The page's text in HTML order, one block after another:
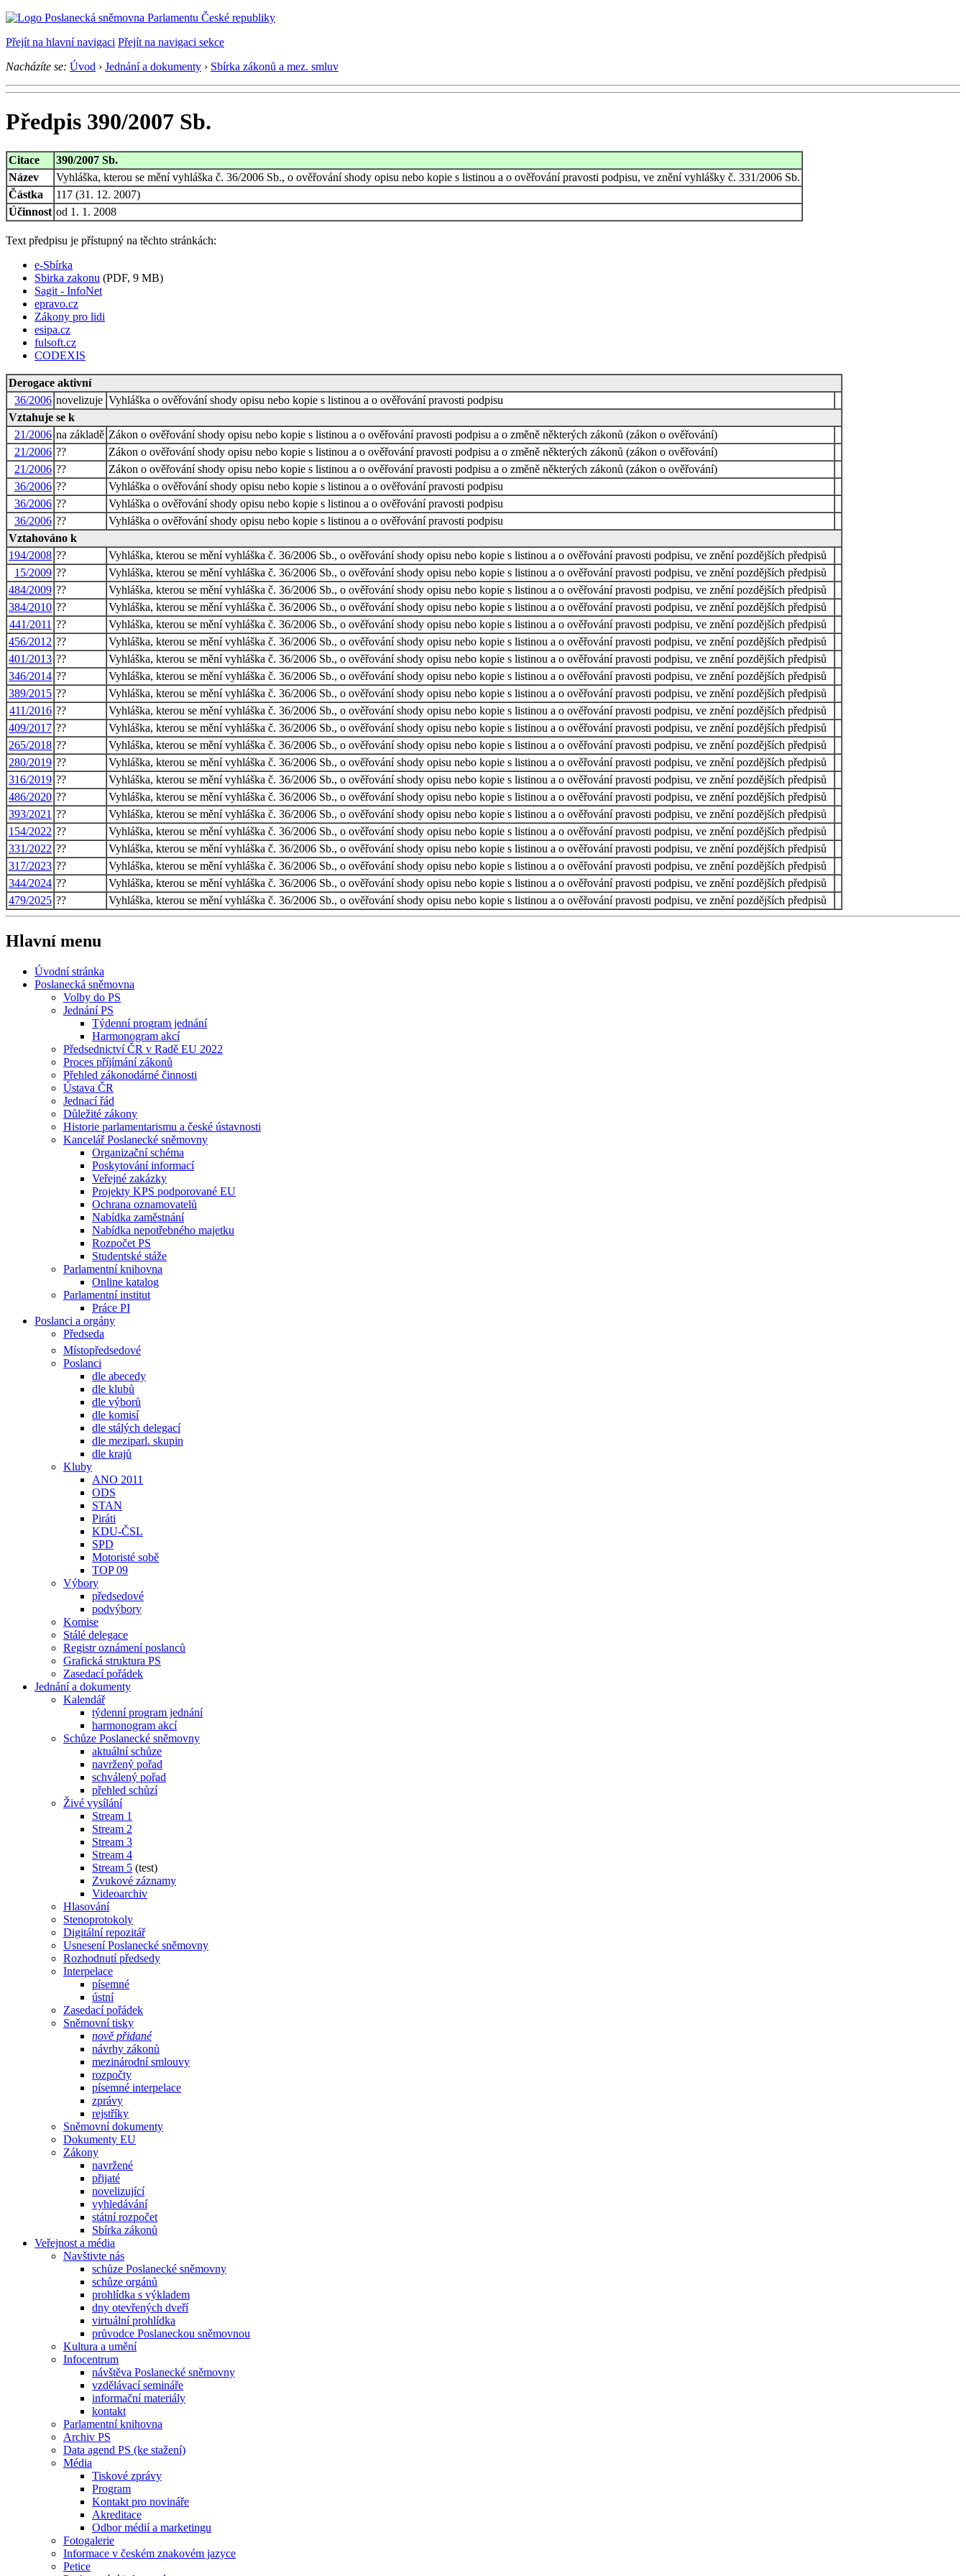
Přejít na hlavní navigaci Přejít na navigaci sekce
Nacházíte se: Úvod › Jednání a dokumenty › Sbírka zákonů a mez. smluv
Předpis 390/2007 Sb.
Citace
390/2007 Sb.
Název
Vyhláška, kterou se mění vyhláška č. 36/2006 Sb., o ověřování shody opisu nebo kopie s listinou a o ověřování pravosti podpisu, ve znění vyhlášky č. 331/2006 Sb.
Částka
117 (31. 12. 2007)
Účinnost od 1. 1. 2008
Text předpisu je přístupný na těchto stránkách:
e-Sbírka
Sbirka zakonu (PDF, 9 MB)
Sagit - InfoNet
epravo.cz
Zákony pro lidi
esipa.cz
fulsoft.cz
CODEXIS
Derogace aktivní
36/2006 novelizuje Vyhláška o ověřování shody opisu nebo kopie s listinou a o ověřování pravosti podpisu
Vztahuje se k
21/2006 na základě Zákon o ověřování shody opisu nebo kopie s listinou a o ověřování pravosti podpisu a o změně některých zákonů (zákon o ověřování)
21/2006 ??
Zákon o ověřování shody opisu nebo kopie s listinou a o ověřování pravosti podpisu a o změně některých zákonů (zákon o ověřování)
21/2006 ??
Zákon o ověřování shody opisu nebo kopie s listinou a o ověřování pravosti podpisu a o změně některých zákonů (zákon o ověřování)
36/2006 ??
Vyhláška o ověřování shody opisu nebo kopie s listinou a o ověřování pravosti podpisu
36/2006 ??
Vyhláška o ověřování shody opisu nebo kopie s listinou a o ověřování pravosti podpisu
36/2006 ??
Vyhláška o ověřování shody opisu nebo kopie s listinou a o ověřování pravosti podpisu
Vztahováno k
194/2008 ??
Vyhláška, kterou se mění vyhláška č. 36/2006 Sb., o ověřování shody opisu nebo kopie s listinou a o ověřování pravosti podpisu, ve znění pozdějších předpisů
15/2009 ??
Vyhláška, kterou se mění vyhláška č. 36/2006 Sb., o ověřování shody opisu nebo kopie s listinou a o ověřování pravosti podpisu, ve znění pozdějších předpisů
484/2009 ??
Vyhláška, kterou se mění vyhláška č. 36/2006 Sb., o ověřování shody opisu nebo kopie s listinou a o ověřování pravosti podpisu, ve znění pozdějších předpisů
384/2010 ??
Vyhláška, kterou se mění vyhláška č. 36/2006 Sb., o ověřování shody opisu nebo kopie s listinou a o ověřování pravosti podpisu, ve znění pozdějších předpisů
441/2011 ??
Vyhláška, kterou se mění vyhláška č. 36/2006 Sb., o ověřování shody opisu nebo kopie s listinou a o ověřování pravosti podpisu, ve znění pozdějších předpisů
456/2012 ??
Vyhláška, kterou se mění vyhláška č. 36/2006 Sb., o ověřování shody opisu nebo kopie s listinou a o ověřování pravosti podpisu, ve znění pozdějších předpisů
401/2013 ??
Vyhláška, kterou se mění vyhláška č. 36/2006 Sb., o ověřování shody opisu nebo kopie s listinou a o ověřování pravosti podpisu, ve znění pozdějších předpisů
346/2014 ??
Vyhláška, kterou se mění vyhláška č. 36/2006 Sb., o ověřování shody opisu nebo kopie s listinou a o ověřování pravosti podpisu, ve znění pozdějších předpisů
389/2015 ??
Vyhláška, kterou se mění vyhláška č. 36/2006 Sb., o ověřování shody opisu nebo kopie s listinou a o ověřování pravosti podpisu, ve znění pozdějších předpisů
411/2016 ??
Vyhláška, kterou se mění vyhláška č. 36/2006 Sb., o ověřování shody opisu nebo kopie s listinou a o ověřování pravosti podpisu, ve znění pozdějších předpisů
409/2017 ??
Vyhláška, kterou se mění vyhláška č. 36/2006 Sb., o ověřování shody opisu nebo kopie s listinou a o ověřování pravosti podpisu, ve znění pozdějších předpisů
265/2018 ??
Vyhláška, kterou se mění vyhláška č. 36/2006 Sb., o ověřování shody opisu nebo kopie s listinou a o ověřování pravosti podpisu, ve znění pozdějších předpisů
280/2019 ??
Vyhláška, kterou se mění vyhláška č. 36/2006 Sb., o ověřování shody opisu nebo kopie s listinou a o ověřování pravosti podpisu, ve znění pozdějších předpisů
316/2019 ??
Vyhláška, kterou se mění vyhláška č. 36/2006 Sb., o ověřování shody opisu nebo kopie s listinou a o ověřování pravosti podpisu, ve znění pozdějších předpisů
486/2020 ??
Vyhláška, kterou se mění vyhláška č. 36/2006 Sb., o ověřování shody opisu nebo kopie s listinou a o ověřování pravosti podpisu, ve znění pozdějších předpisů
393/2021 ??
Vyhláška, kterou se mění vyhláška č. 36/2006 Sb., o ověřování shody opisu nebo kopie s listinou a o ověřování pravosti podpisu, ve znění pozdějších předpisů
154/2022 ??
Vyhláška, kterou se mění vyhláška č. 36/2006 Sb., o ověřování shody opisu nebo kopie s listinou a o ověřování pravosti podpisu, ve znění pozdějších předpisů
331/2022 ??
Vyhláška, kterou se mění vyhláška č. 36/2006 Sb., o ověřování shody opisu nebo kopie s listinou a o ověřování pravosti podpisu, ve znění pozdějších předpisů
317/2023 ??
Vyhláška, kterou se mění vyhláška č. 36/2006 Sb., o ověřování shody opisu nebo kopie s listinou a o ověřování pravosti podpisu, ve znění pozdějších předpisů
344/2024 ??
Vyhláška, kterou se mění vyhláška č. 36/2006 Sb., o ověřování shody opisu nebo kopie s listinou a o ověřování pravosti podpisu, ve znění pozdějších předpisů
479/2025 ?? Vyhláška, kterou se mění vyhláška č. 36/2006 Sb., o ověřování shody opisu nebo kopie s listinou a o ověřování pravosti podpisu, ve znění pozdějších předpisů
Hlavní menu
Úvodní stránka
Poslanecká sněmovna
Volby do PS
Jednání PS
Týdenní program jednání
Harmonogram akcí
Předsednictví ČR v Radě EU 2022
Proces příjímání zákonů
Přehled zákonodárné činnosti
Ústava ČR
Jednací řád
Důležité zákony
Historie parlamentarismu a české ústavnosti
Kancelář Poslanecké sněmovny
Organizační schéma
Poskytování informací
Veřejné zakázky
Projekty KPS podporované EU
Ochrana oznamovatelů
Nabídka zaměstnání
Nabídka nepotřebného majetku
Rozpočet PS
Studentské stáže
Parlamentní knihovna
Online katalog
Parlamentní institut
Práce PI
Poslanci a orgány
Předseda
Místopředsedové
Poslanci
dle abecedy
dle klubů
dle výborů
dle komisí
dle stálých delegací
dle meziparl. skupin
dle krajů
Kluby
ANO 2011
ODS
STAN
Piráti
KDU-ČSL
SPD
Motoristé sobě
TOP 09
Výbory
předsedové
podvýbory
Komise
Stálé delegace
Registr oznámení poslanců
Grafická struktura PS
Zasedací pořádek
Jednání a dokumenty
Kalendář
týdenní program jednání
harmonogram akcí
Schůze Poslanecké sněmovny
aktuální schůze
navržený pořad
schválený pořad
přehled schůzí
Živé vysílání
Stream 1
Stream 2
Stream 3
Stream 4
Stream 5 (test)
Zvukové záznamy
Videoarchiv
Hlasování
Stenoprotokoly
Digitální repozitář
Usnesení Poslanecké sněmovny
Rozhodnutí předsedy
Interpelace
písemné
ústní
Zasedací pořádek
Sněmovní tisky
nově přidané
návrhy zákonů
mezinárodní smlouvy
rozpočty
písemné interpelace
zprávy
rejstříky
Sněmovní dokumenty
Dokumenty EU
Zákony
navržené
přijaté
novelizující
vyhledávání
státní rozpočet
Sbírka zákonů
Veřejnost a média
Navštivte nás
schůze Poslanecké sněmovny
schůze orgánů
prohlídka s výkladem
dny otevřených dveří
virtuální prohlídka
průvodce Poslaneckou sněmovnou
Kultura a umění
Infocentrum
návštěva Poslanecké sněmovny
vzdělávací semináře
informační materiály
kontakt
Parlamentní knihovna
Archiv PS
Data agend PS (ke stažení)
Média
Tiskové zprávy
Program
Kontakt pro novináře
Akreditace
Odbor médií a marketingu
Fotogalerie
Informace v českém znakovém jazyce
Petice